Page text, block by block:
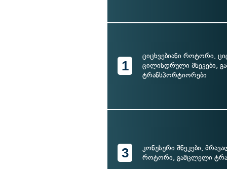
1
ციცხვებიანი როტორი,
ცილინდრული შნეკები,
ტრანსპორტიორები
3
კონუსური შნეკები,
როტორი, გამცლელი